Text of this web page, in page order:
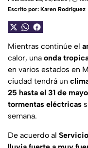
Escrito por: Karen Rodríguez
Mientras continúe el
calor, una onda
en varios estados en
ciudad tendrá un
25 hasta el 31 de
tormentas eléctricas
semana.
De acuerdo al